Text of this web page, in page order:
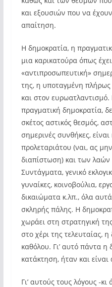
και εξουσιών που να
απαίτηση.
Η δημοκρατία, η
μια καρικατούρα όπως
«αντιπροσωπευτική»
της, η υποταγμένη
και στον
πραγματική δημοκρατία,
σκέτος αστικός θεσμός,
σημερινές συνθήκες,
προλεταριάτου (ναι, ας
διαπίστωση) και των λαών
Συντάγματα, γενικό
γυναίκες, κοινοβούλια,
δικαιώματα κ.λπ., όλα
σκληρής πάλης. Η
χωράει στη στρατηγική
στο χέρι της τελευταίας,
καθόλου. Γι’ αυτό πάντα
κατάκτηση, ήταν και
Γι’ αυτούς τους λόγους -